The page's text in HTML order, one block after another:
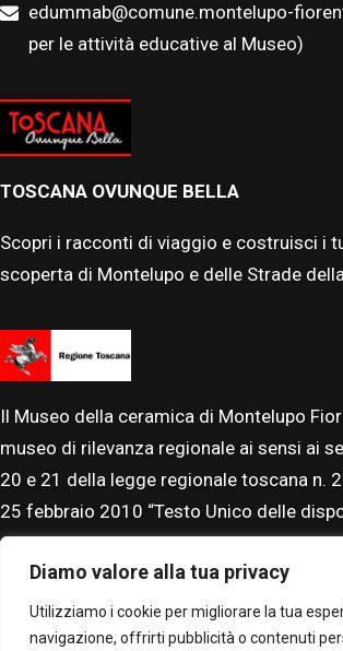
Diamo valore alla tua privacy
Utilizziamo i cookie per migliorare la tua
navigazione, offrirti pubblicità o contenuti
edummab@comune.montelupo-
per le attività educative al Museo)
TOSCANA OVUNQUE BELLA
Scopri i racconti di viaggio e costruisci i
scoperta di Montelupo e delle Strade
Il Museo della ceramica di Montelupo
museo di rilevanza regionale ai sensi ai
20 e 21 della legge regionale toscana n.
25 febbraio 2010 “Testo Unico delle
di beni, istituti e attività culturali”. Il
Sistema Museale Nazionale.